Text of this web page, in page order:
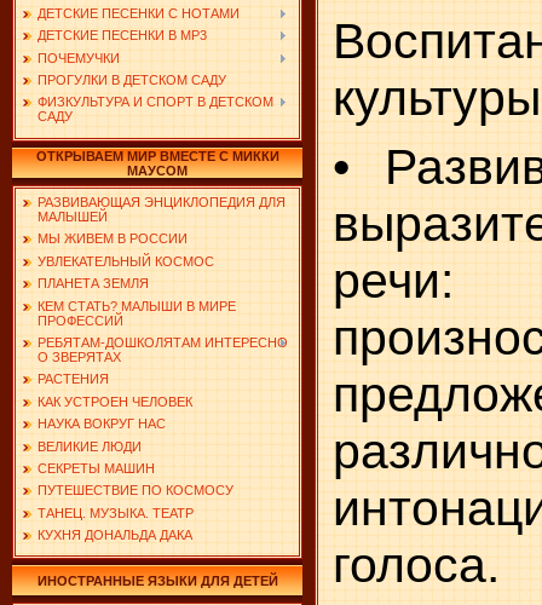
ДЕТСКИЕ ПЕСЕНКИ С НОТАМИ
ДЕТСКИЕ ПЕСЕНКИ В MP3
ПОЧЕМУЧКИ
ПРОГУЛКИ В ДЕТСКОМ САДУ
ФИЗКУЛЬТУРА И СПОРТ В ДЕТСКОМ
САДУ
ОТКРЫВАЕМ МИР ВМЕСТЕ С МИККИ
МАУСОМ
РАЗВИВАЮЩАЯ ЭНЦИКЛОПЕДИЯ ДЛЯ
МАЛЫШЕЙ
МЫ ЖИВЕМ В РОССИИ
УВЛЕКАТЕЛЬНЫЙ КОСМОС
ПЛАНЕТА ЗЕМЛЯ
КЕМ СТАТЬ? МАЛЫШИ В МИРЕ
ПРОФЕССИЙ
РЕБЯТАМ-ДОШКОЛЯТАМ ИНТЕРЕСНО
О ЗВЕРЯТАХ
РАСТЕНИЯ
КАК УСТРОЕН ЧЕЛОВЕК
НАУКА ВОКРУГ НАС
ВЕЛИКИЕ ЛЮДИ
СЕКРЕТЫ МАШИН
ПУТЕШЕСТВИЕ ПО КОСМОСУ
ТАНЕЦ. МУЗЫКА. ТЕАТР
КУХНЯ ДОНАЛЬДА ДАКА
ИНОСТРАННЫЕ ЯЗЫКИ ДЛЯ ДЕТЕЙ
•
голоса.